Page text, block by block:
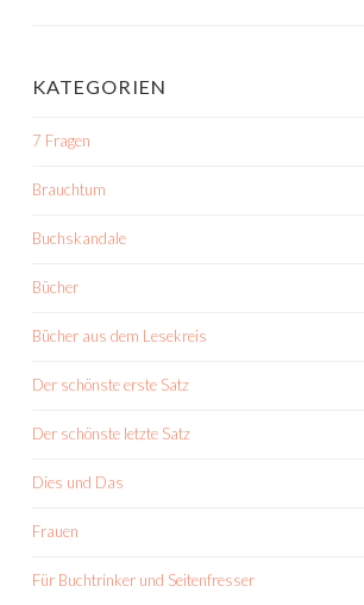
KATEGORIEN
7 Fragen
Brauchtum
Buchskandale
Bücher
Bücher aus dem Lesekreis
Der schönste erste Satz
Der schönste letzte Satz
Dies und Das
Frauen
Für Buchtrinker und Seitenfresser